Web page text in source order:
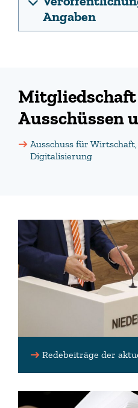
Angaben
Ausschüssen
Ausschuss für
Digitalisierung
Redebeiträge der